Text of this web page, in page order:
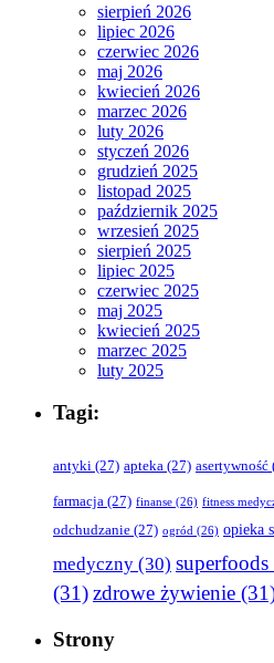
sierpień 2026
lipiec 2026
czerwiec 2026
maj 2026
kwiecień 2026
marzec 2026
luty 2026
styczeń 2026
grudzień 2025
listopad 2025
październik 2025
wrzesień 2025
sierpień 2025
lipiec 2025
czerwiec 2025
maj 2025
kwiecień 2025
marzec 2025
luty 2025
Tagi:
antyki (27) apteka (27) asertywność
farmacja (27) finanse (26) fitness
odchudzanie (27) ogród (26) opieka
medyczny (30) superfoods
(31)zdrowe żywienie
Strony